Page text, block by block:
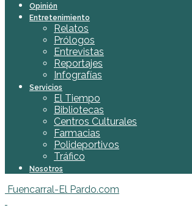
Opinión
Entretenimiento
Relatos
Prólogos
Entrevistas
Reportajes
Infografías
Servicios
El Tiempo
Bibliotecas
Centros Culturales
Farmacias
Polideportivos
Tráfico
Nosotros
Fuencarral-El Pardo.com